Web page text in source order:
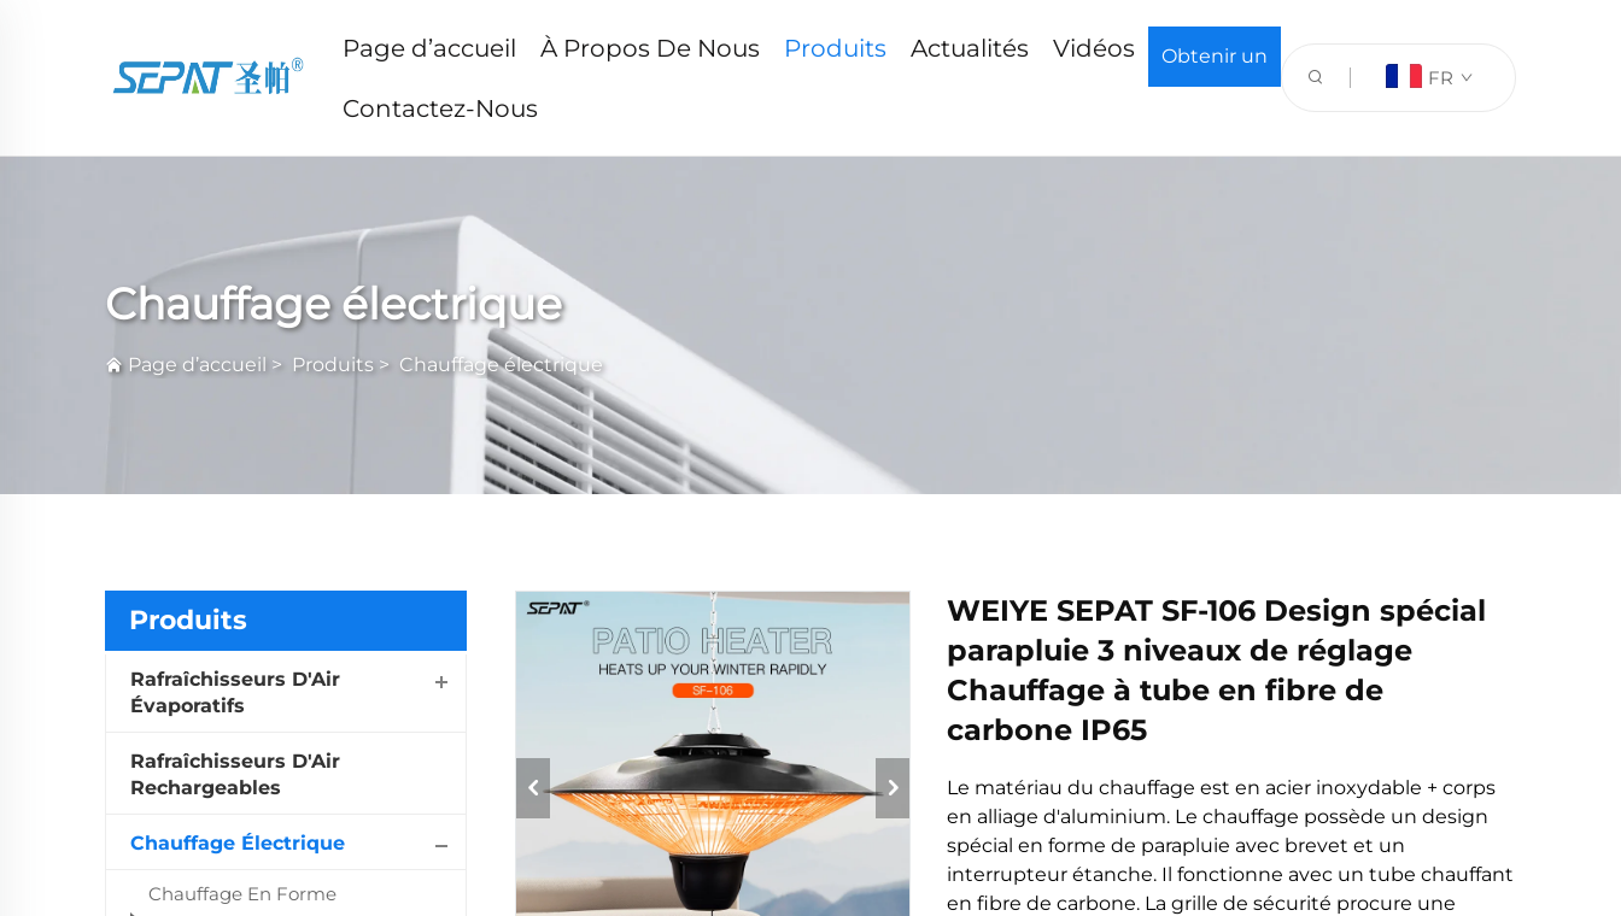
Page d’accueil À Propos De Nous Produits Actualités Vidéos
Contactez-Nous
Obtenir un
FR
Chauffage électrique
Page d’accueil > Produits > Chauffage électrique
Produits
Rafraîchisseurs D'Air
Évaporatifs
Rafraîchisseurs D'Air
Rechargeables
Chauffage Électrique
Chauffage En Forme
WEIYE SEPAT SF-106 Design spécial
parapluie 3 niveaux de réglage
Chauffage à tube en fibre de
carbone IP65
Le matériau du chauffage est en acier inoxydable + corps
en alliage d'aluminium. Le chauffage possède un design
spécial en forme de parapluie avec brevet et un
interrupteur étanche. Il fonctionne avec un tube chauffant
en fibre de carbone. La grille de sécurité procure une